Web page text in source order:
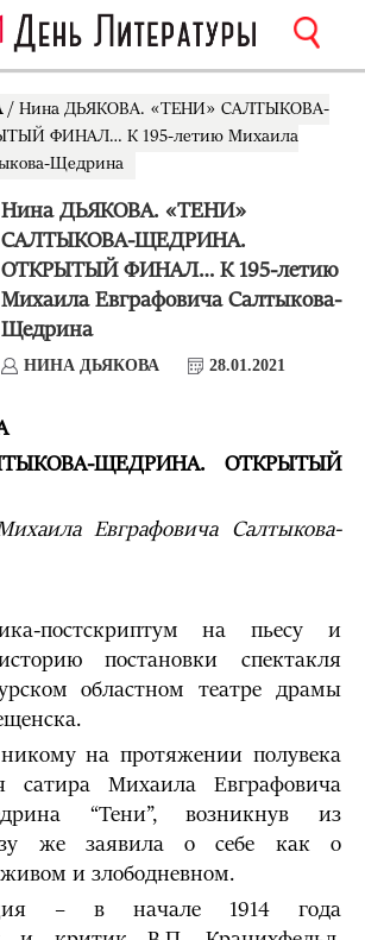
/ Нина ДЬЯКОВА. «ТЕНИ» САЛТЫКОВА-
ФИНАЛ… К 195-летию Михаила
Щедрина
Нина ДЬЯКОВА. «ТЕНИ»
САЛТЫКОВА-ЩЕДРИНА.
ОТКРЫТЫЙ ФИНАЛ… К 195-летию
Михаила Евграфовича Салтыкова-
Щедрина
НИНА ДЬЯКОВА
28.01.2021
ЩЕДРИНА. ОТКРЫТЫЙ
Евграфовича Салтыкова-
постскриптум на пьесу и
постановки спектакля
областном театре драмы
на протяжении полувека
сатира Михаила Евграфовича
“Тени”, возникнув из
же заявила о себе как о
и злободневном.
– в начале 1914 года